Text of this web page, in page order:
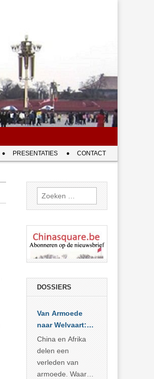
PRESENTATIES CONTACT
Zoeken
naar:
DOSSIERS
Van Armoede
naar Welvaart:
Wat Afrika kan
leren van
China’s
economisch
China en Afrika
delen een
verleden van
armoede. Waar